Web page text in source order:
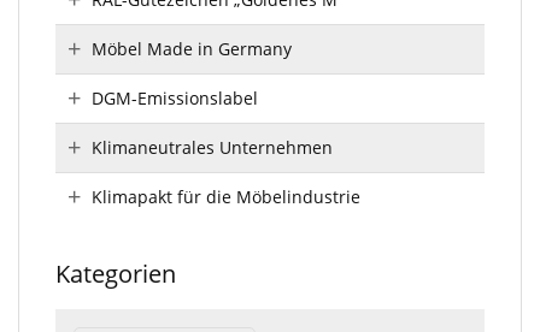
Möbel Made in Germany
DGM-Emissionslabel
Klimaneutrales Unternehmen
Klimapakt für die Möbelindustrie
Kategorien